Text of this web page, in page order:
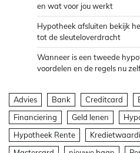
en wat voor jou werkt
Hypotheek afsluiten bekijk
tot de sleuteloverdracht
Wanneer is een tweede
voordelen en de regels nu zelf
Advies Bank Creditcard
Financiering
Geld lenen
Hypotheek Rente